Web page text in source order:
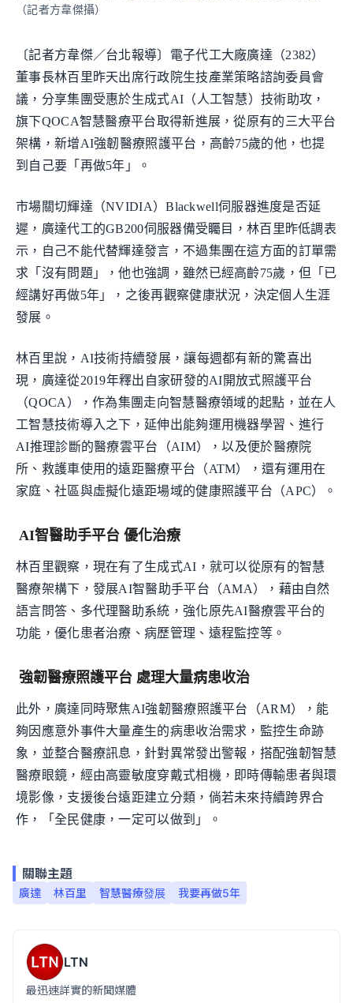
（記者方韋傑攝）
〔記者方韋傑／台北報導〕電子代工大廠廣達（2382）
董事長林百里昨天出席行政院生技產業策略諮詢委員會
議，分享集團受惠於生成式AI（人工智慧）技術助攻，
旗下QOCA智慧醫療平台取得新進展，從原有的三大平台
架構，新增AI強韌醫療照護平台，高齡75歲的他，也提
到自己要「再做5年」。
市場關切輝達（NVIDIA）Blackwell伺服器進度是否延
遲，廣達代工的GB200伺服器備受矚目，林百里昨低調表
示，自己不能代替輝達發言，不過集團在這方面的訂單需
求「沒有問題」，他也強調，雖然已經高齡75歲，但「已
經講好再做5年」，之後再觀察健康狀況，決定個人生涯
發展。
林百里說，AI技術持續發展，讓每週都有新的驚喜出
現，廣達從2019年釋出自家研發的AI開放式照護平台
（QOCA），作為集團走向智慧醫療領域的起點，並在人
工智慧技術導入之下，延伸出能夠運用機器學習、進行
AI推理診斷的醫療雲平台（AIM），以及便於醫療院
所、救護車使用的遠距醫療平台（ATM），還有運用在
家庭、社區與虛擬化遠距場域的健康照護平台（APC）。
AI智醫助手平台 優化治療
林百里觀察，現在有了生成式AI，就可以從原有的智慧
醫療架構下，發展AI智醫助手平台（AMA），藉由自然
語言問答、多代理醫助系統，強化原先AI醫療雲平台的
功能，優化患者治療、病歷管理、遠程監控等。
強韌醫療照護平台 處理大量病患收治
此外，廣達同時聚焦AI強韌醫療照護平台（ARM），能
夠因應意外事件大量產生的病患收治需求，監控生命跡
象，並整合醫療訊息，針對異常發出警報，搭配強韌智慧
醫療眼鏡，經由高靈敏度穿戴式相機，即時傳輸患者與環
境影像，支援後台遠距建立分類，倘若未來持續跨界合
作，「全民健康，一定可以做到」。
關聯主題
廣達 林百里 智慧醫療發展 我要再做5年
LTN
最迅速詳實的新聞媒體